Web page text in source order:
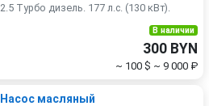
2.5 Турбо дизель. 177 л.с. (130 кВт).
В наличии
300 BYN
~ 100 $ ~ 9 000 ₽
Насос масляный